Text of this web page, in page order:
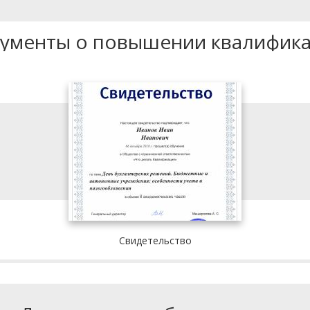
о повышении
Свидетельство